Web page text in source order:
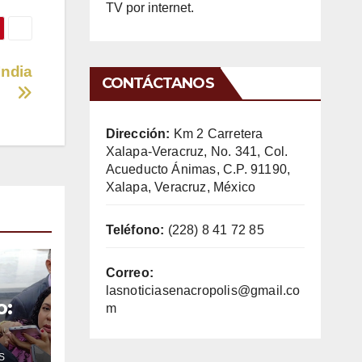
TV por internet.
CONTÁCTANOS
Dirección: Km 2 Carretera
Xalapa-Veracruz, No. 341, Col.
Acueducto Ánimas, C.P. 91190,
Xalapa, Veracruz, México
Teléfono: (228) 8 41 72 85
Correo:
lasnoticiasenacropolis@gmail.co
m